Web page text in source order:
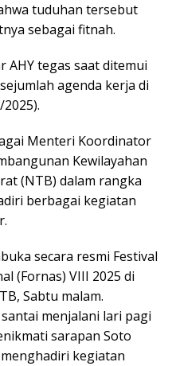
tuduhan tersebut
sebagai fitnah.
AHY tegas saat ditemui
agenda kerja di
Menteri Koordinator
Kewilayahan
(NTB) dalam rangka
berbagai kegiatan
secara resmi Festival
(Fornas) VIII 2025 di
Sabtu malam.
menjalani lari pagi
sarapan Soto
kegiatan